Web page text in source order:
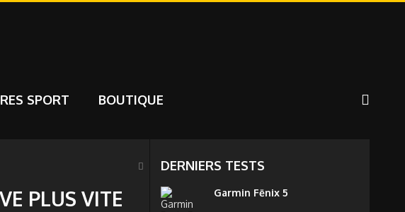
SPORT BOUTIQUE
PLUS VITE
DERNIERS TESTS
Garmin Fēnix 5